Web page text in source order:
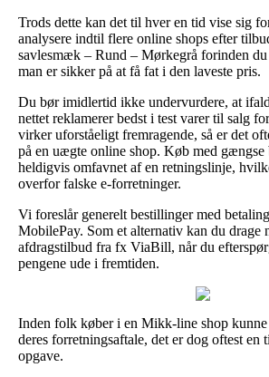
Trods dette kan det til hver en tid vise sig
analysere indtil flere online shops efter
savlesmæk – Rund – Mørkegrå forinden du
man er sikker på at få fat i den laveste pris.
Du bør imidlertid ikke undervurdere, at
nettet reklamerer bedst i test varer til salg
virker uforståeligt fremragende, så er det
på en uægte online shop. Køb med gængse
heldigvis omfavnet af en retningslinje,
overfor falske e-forretninger.
Vi foreslår generelt bestillinger med
MobilePay. Som et alternativ kan du drage
afdragstilbud fra fx ViaBill, når du
pengene ude i fremtiden.
Inden folk køber i en Mikk-line shop kunne
deres forretningsaftale, det er dog oftest en
opgave.